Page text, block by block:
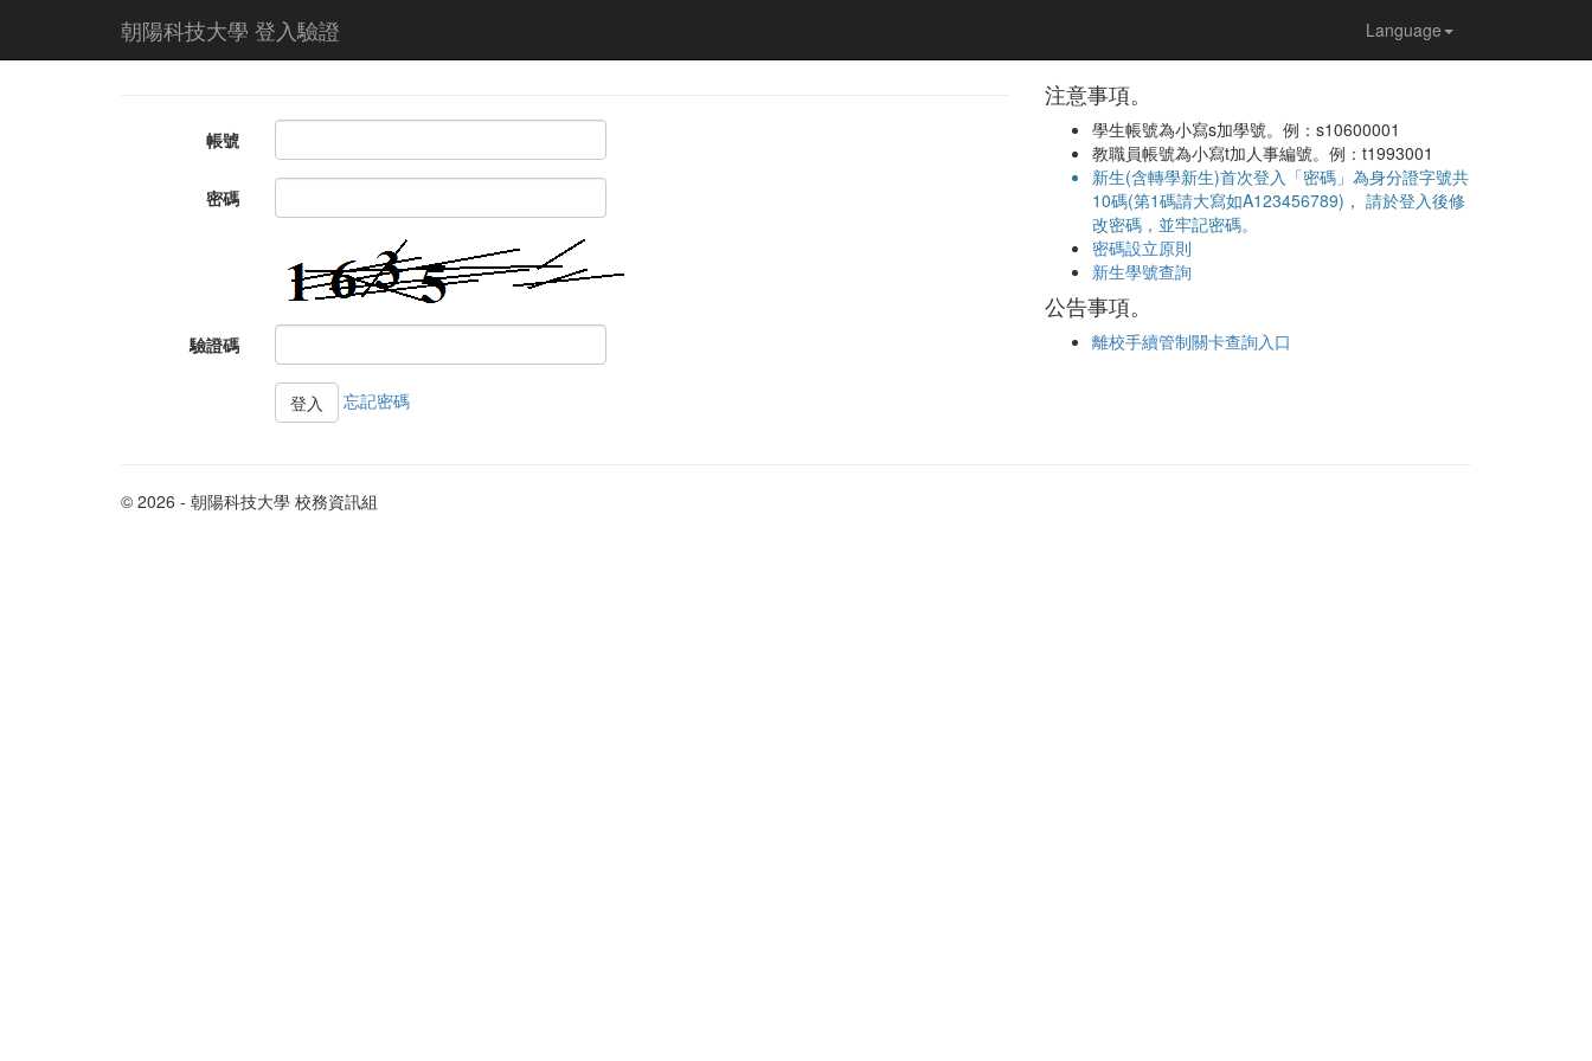
朝陽科技大學 登入驗證 Language
帳號
密碼
驗證碼
忘記密碼
注意事項。
學生帳號為小寫s加學號。例：s10600001
教職員帳號為小寫t加人事編號。例：t1993001
新生(含轉學新生)首次登入「密碼」為身分證字號共
10碼(第1碼請大寫如A123456789)， 請於登入後修
改密碼，並牢記密碼。
密碼設立原則
新生學號查詢
公告事項。
離校手續管制關卡查詢入口
© 2026 - 朝陽科技大學 校務資訊組